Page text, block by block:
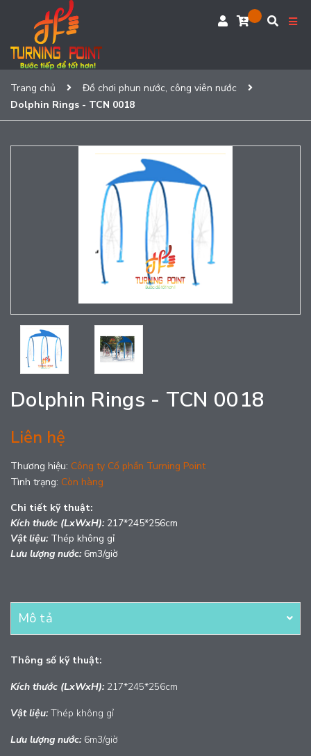
Trang chủ
Đồ chơi phun nước, công viên nước
Dolphin Rings - TCN 0018
Dolphin Rings - TCN 0018
Liên hệ
Thương hiệu: Công ty Cổ phần Turning Point
Tình trạng: Còn hàng
Chi tiết kỹ thuật:
Kích thước (LxWxH):217*245*256cm
Vật liệu:Thép không gỉ
Lưu lượng nước:6m3/giờ
Mô tả
Thông số kỹ thuật:
Kích thước (LxWxH):217*245*256cm
Vật liệu:Thép không gỉ
Lưu lượng nước:6m3/giờ